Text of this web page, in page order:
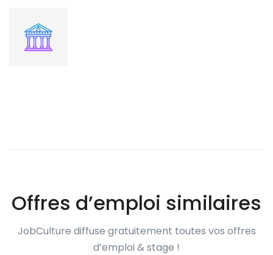
Offres d’emploi similaires
JobCulture diffuse gratuitement toutes vos offres
d’emploi & stage !